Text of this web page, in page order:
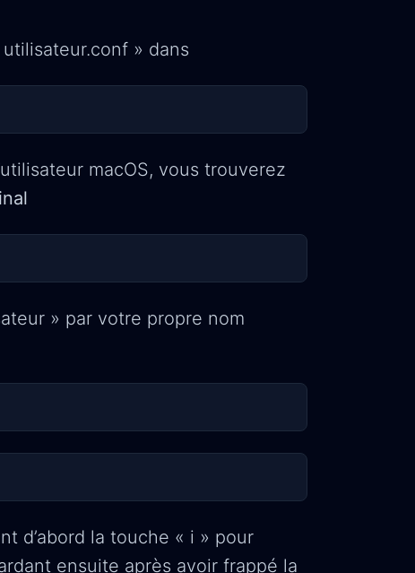
» dans
macOS, vous trouverez
» par votre propre nom
d’abord la touche « i » pour
ensuite après avoir frappé la